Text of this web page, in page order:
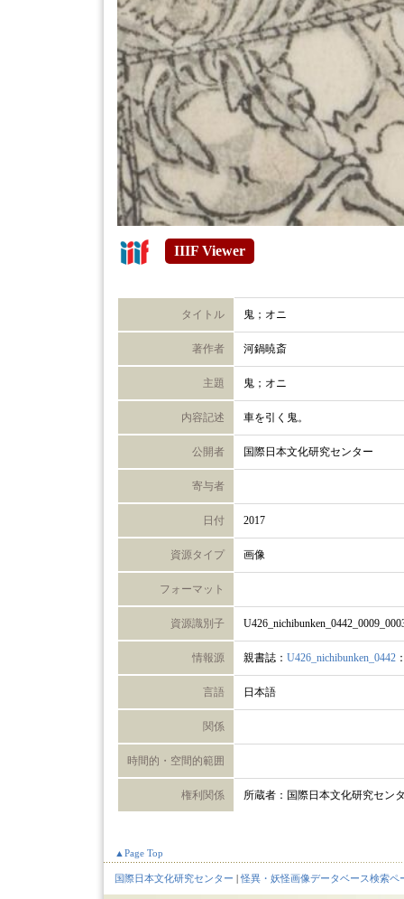
IIIF Viewer
タイトル 鬼；オニ
著作者 河鍋暁斎
主題 鬼；オニ
内容記述 車を引く鬼。
公開者 国際日本文化研究センター
寄与者
日付 2017
資源タイプ 画像
フォーマット
資源識別子
情報源 親書誌： U426_nichibunken_0442
言語 日本語
関係
時間的・空間的範囲
権利関係 所蔵者：国際日本文化研究セン
▲Page Top
国際日本文化研究センター |怪異・妖怪画像データベース検索ペ